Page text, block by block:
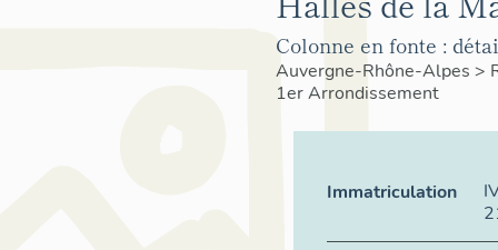
Colonne en fonte :
Auvergne-Rhône-Alpes >
1er Arrondissement
Immatriculation